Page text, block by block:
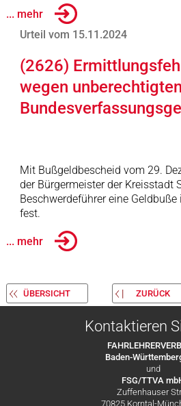
... mehr
Urteil vom 15.11.2024
(2626)
wegen
Mit Bußgeldbescheid vom 29.
der Bürgermeister der Kreisstadt
Beschwerdeführer eine
fest.
... mehr
ÜBERSICHT ZURÜCK
Kontaktieren
Baden-
und
FSG/TTVA
Zuffenhauser
70825 Korntal-